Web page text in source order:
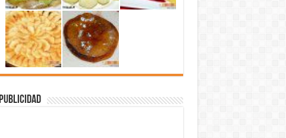
Publicidad